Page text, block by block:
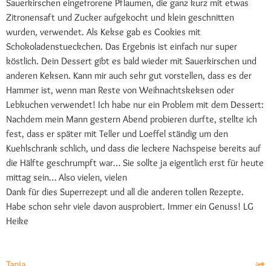
Sauerkirschen eingefrorene Pflaumen, die ganz kurz mit etwas
Zitronensaft und Zucker aufgekocht und klein geschnitten
wurden, verwendet. Als Kekse gab es Cookies mit
Schokoladenstueckchen. Das Ergebnis ist einfach nur super
köstlich. Dein Dessert gibt es bald wieder mit Sauerkirschen und
anderen Keksen. Kann mir auch sehr gut vorstellen, dass es der
Hammer ist, wenn man Reste von Weihnachtskeksen oder
Lebkuchen verwendet! Ich habe nur ein Problem mit dem Dessert:
Nachdem mein Mann gestern Abend probieren durfte, stellte ich
fest, dass er später mit Teller und Loeffel ständig um den
Kuehlschrank schlich, und dass die leckere Nachspeise bereits auf
die Hälfte geschrumpft war… Sie sollte ja eigentlich erst für heute
mittag sein… Also vielen, vielen
Dank für dies Superrezept und all die anderen tollen Rezepte.
Habe schon sehr viele davon ausprobiert. Immer ein Genuss! LG
Heike